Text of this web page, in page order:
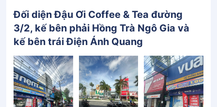
Đối diện Đậu Ơi Coffee & Tea đường
3/2, kế bên phải Hồng Trà Ngô Gia và
kế bên trái Điện Ánh Quang